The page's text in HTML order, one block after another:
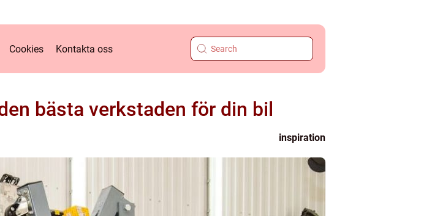
Cookies Kontakta oss
bästa verkstaden för din bil
inspiration